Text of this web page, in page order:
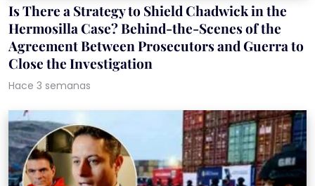
Is There a Strategy to Shield Chadwick in the
Hermosilla Case? Behind-the-Scenes of the
Agreement Between Prosecutors and Guerra to
Close the Investigation
Hace 3 semanas